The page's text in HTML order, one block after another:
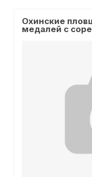
Охинские
медалей с